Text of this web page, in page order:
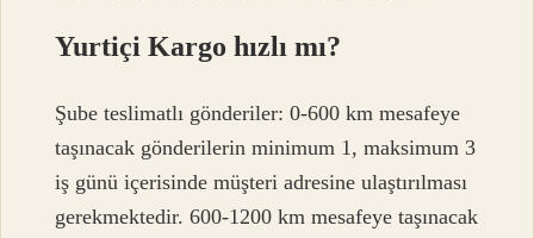
Yurtiçi Kargo hızlı mı?
Şube teslimatlı gönderiler: 0-600 km mesafeye
taşınacak gönderilerin minimum 1, maksimum 3
iş günü içerisinde müşteri adresine ulaştırılması
gerekmektedir. 600-1200 km mesafeye taşınacak